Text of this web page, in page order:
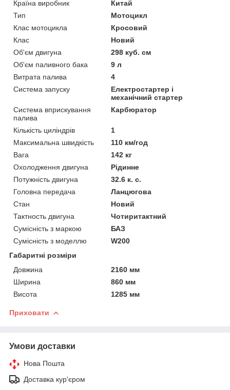
Країна виробник
Китай
Тип
Мотоцикл
Клас мотоцикла
Кросовий
Клас
Новий
Об'єм двигуна
298 куб. см
Об'єм паливного бака
9 л
Витрата палива
4
Система запуску
Електростартер і
механічний стартер
Система вприскування
палива
Карбюратор
Кількість циліндрів
1
Максимальна швидкість
110 км/год
Вага
142 кг
Охолодження двигуна
Рідинне
Потужність двигуна
32.6 к. с.
Головна передача
Ланцюгова
Стан
Новий
Тактность двигуна
Чотиритактний
Сумісність з маркою
БАЗ
Сумісність з моделлю
W200
Габаритні розміри
Довжина
2160 мм
Ширина
860 мм
Висота
1285 мм
Приховати
Умови доставки
Нова Пошта
Доставка кур'єром